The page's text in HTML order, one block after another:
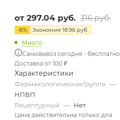
от 297.04 руб. 316 руб.
-6% Экономия 18.96 руб.
Много
Самовывоз сегодня - бесплатно
Доставка от 100 ₽
Характеристики
ФармакологическаяГруппа —
НПВП
Рецептурный — Нет
Цена действительна только для